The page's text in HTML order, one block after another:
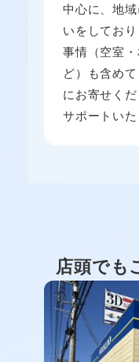
中心に、地
いをしてお
事情（空室
ど）も含め
にお寄せく
サポートいた
店頭でも